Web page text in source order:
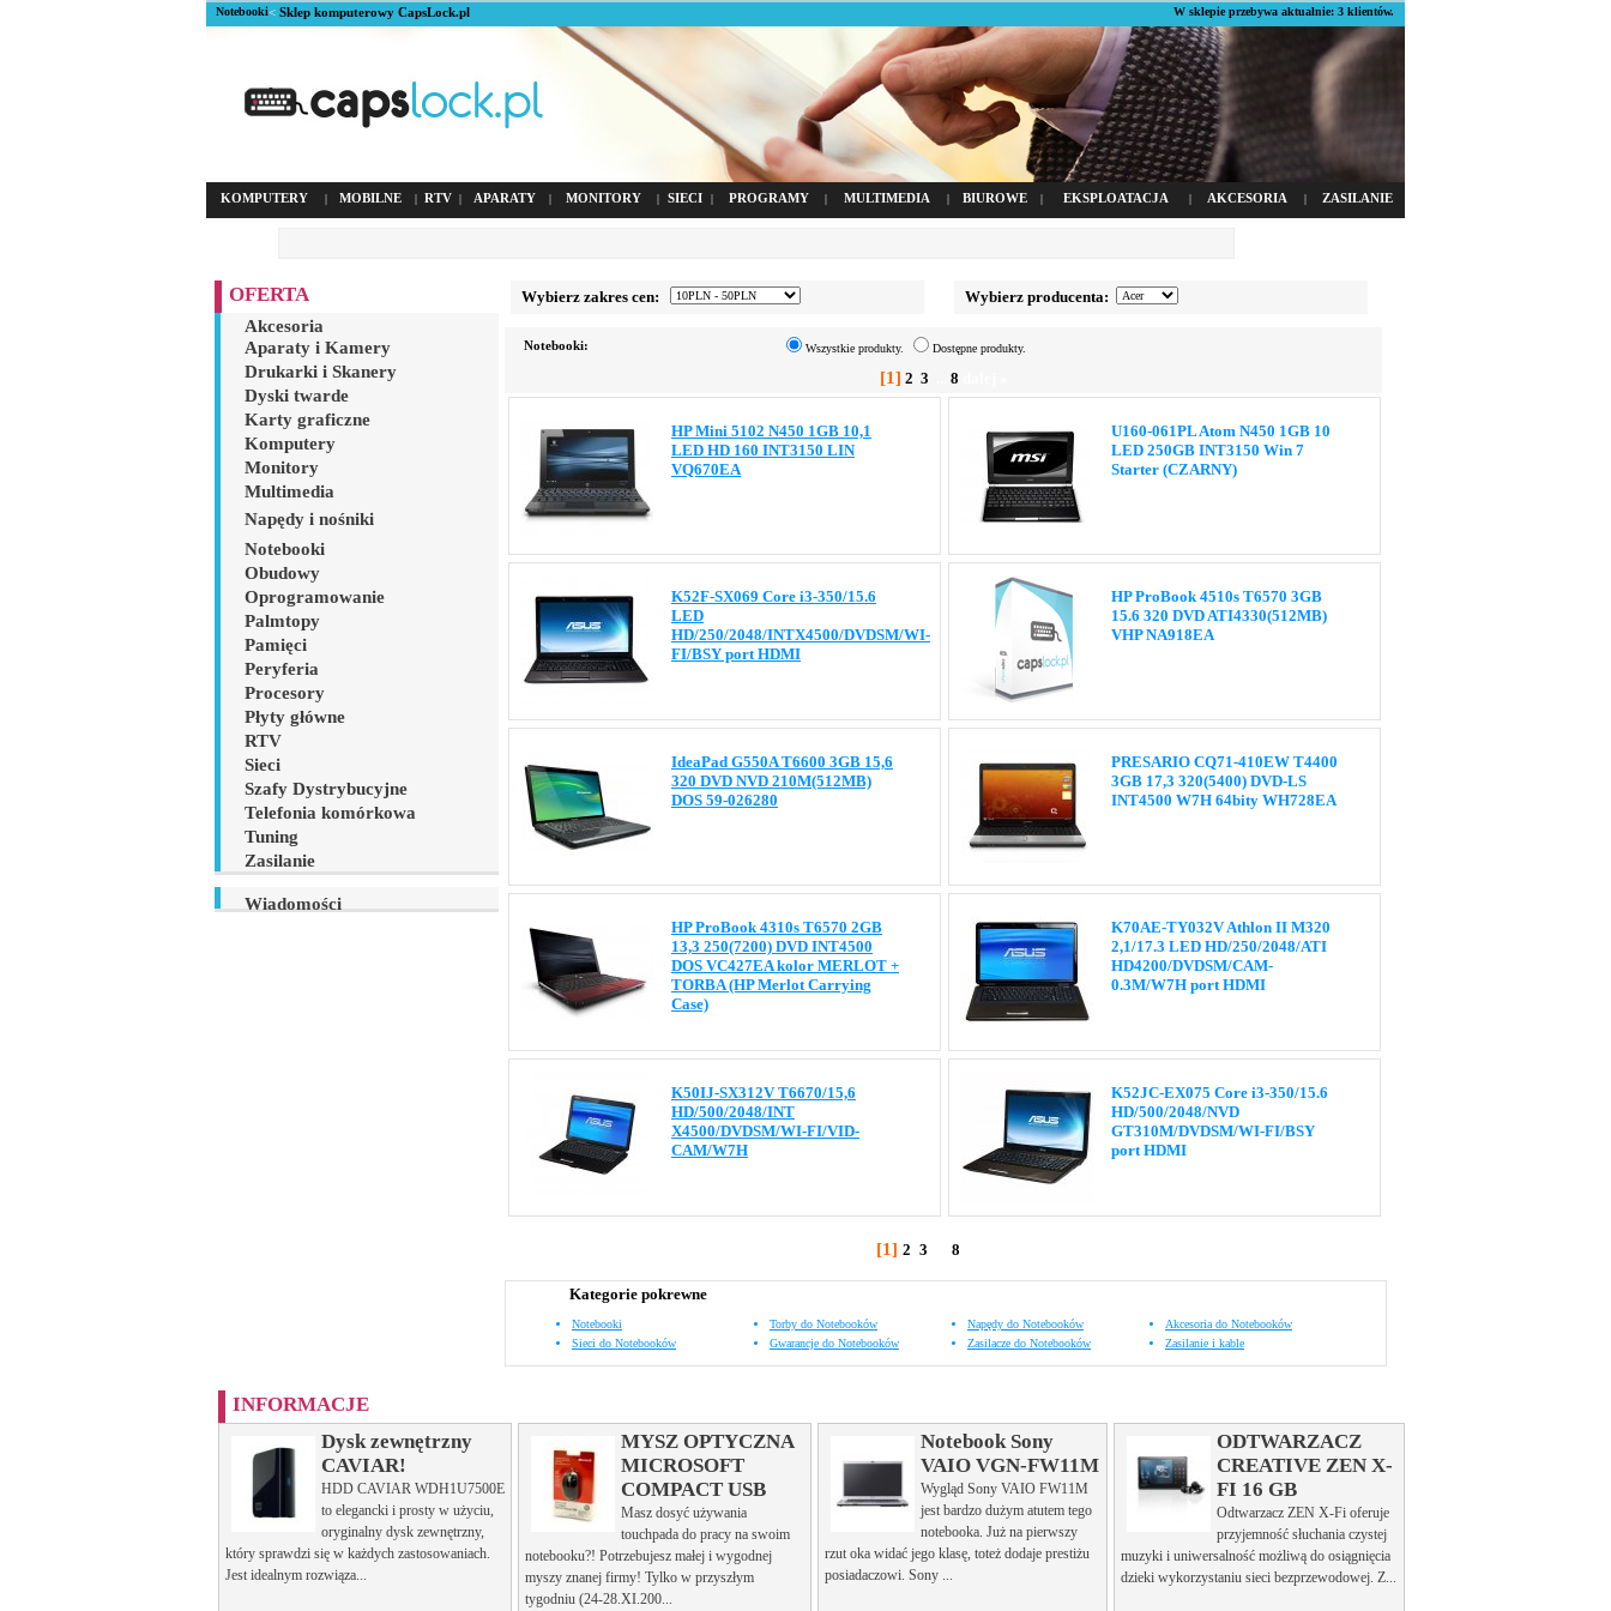
Notebooki< Sklep komputerowy CapsLock.pl W sklepie przebywa aktualnie: 3 klientów.
KOMPUTERY | MOBILNE | RTV | APARATY | MONITORY | SIECI | PROGRAMY | MULTIMEDIA | BIUROWE | EKSPLOATACJA | AKCESORIA | ZASILANIE
OFERTA
Akcesoria
Aparaty i Kamery
Drukarki i Skanery
Dyski twarde
Karty graficzne
Komputery
Monitory
Multimedia
Napędy i nośniki
Notebooki
Obudowy
Oprogramowanie
Palmtopy
Pamięci
Peryferia
Procesory
Płyty główne
RTV
Sieci
Szafy Dystrybucyjne
Telefonia komórkowa
Tuning
Zasilanie
Wiadomości
Wybierz zakres cen: Wybierz producenta:
Notebooki: Wszystkie produkty. Dostępne produkty.
[1] 2 3 8
HP Mini 5102 N450 1GB 10,1
LED HD 160 INT3150 LIN
VQ670EA
U160-061PL Atom N450 1GB 10
LED 250GB INT3150 Win 7
Starter (CZARNY)
K52F-SX069 Core i3-350/15.6
LED
HD/250/2048/INTX4500/DVDSM/WI-
FI/BSY port HDMI
HP ProBook 4510s T6570 3GB
15.6 320 DVD ATI4330(512MB)
VHP NA918EA
IdeaPad G550A T6600 3GB 15,6
320 DVD NVD 210M(512MB)
DOS 59-026280
PRESARIO CQ71-410EW T4400
3GB 17,3 320(5400) DVD-LS
INT4500 W7H 64bity WH728EA
HP ProBook 4310s T6570 2GB
13,3 250(7200) DVD INT4500
DOS VC427EA kolor MERLOT +
TORBA (HP Merlot Carrying
Case)
K70AE-TY032V Athlon II M320
2,1/17.3 LED HD/250/2048/ATI
HD4200/DVDSM/CAM-
0.3M/W7H port HDMI
K50IJ-SX312V T6670/15,6
HD/500/2048/INT
X4500/DVDSM/WI-FI/VID-
CAM/W7H
K52JC-EX075 Core i3-350/15.6
HD/500/2048/NVD
GT310M/DVDSM/WI-FI/BSY
port HDMI
[1] 2 3 8
Kategorie pokrewne
Notebooki Torby do Notebooków Napędy do Notebooków
Akcesoria do Notebooków
Sieci do Notebooków
Gwarancje do Notebooków Zasilacze do Notebooków Zasilanie i kable
INFORMACJE
Dysk zewnętrzny
CAVIAR!
HDD CAVIAR WDH1U7500E
to elegancki i prosty w użyciu,
oryginalny dysk zewnętrzny,
który sprawdzi się w każdych zastosowaniach.
Jest idealnym rozwiąza...
MYSZ OPTYCZNA
MICROSOFT
COMPACT USB
Masz dosyć używania
touchpada do pracy na swoim
notebooku?! Potrzebujesz małej i wygodnej
myszy znanej firmy! Tylko w przyszłym
tygodniu (24-28.XI.200...
Notebook Sony
VAIO VGN-FW11M
Wygląd Sony VAIO FW11M
jest bardzo dużym atutem tego
notebooka. Już na pierwszy
rzut oka widać jego klasę, toteż dodaje prestiżu
posiadaczowi. Sony ...
ODTWARZACZ
CREATIVE ZEN X-
FI 16 GB
Odtwarzacz ZEN X-Fi oferuje
przyjemność słuchania czystej
muzyki i uniwersalność możliwą do osiągnięcia
dzieki wykorzystaniu sieci bezprzewodowej. Z...